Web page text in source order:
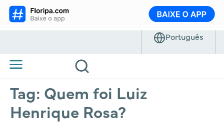
Tag: Quem foi Luiz
Henrique Rosa?